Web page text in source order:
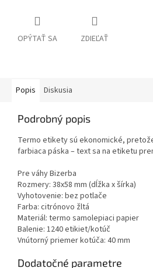
OPÝTAŤ SA ZDIEĽAŤ
Popis Diskusia
Podrobný popis
Termo etikety sú ekonomické,
farbiaca páska – text sa na etiketu
Pre váhy Bizerba
Rozmery: 38x58 mm (dĺžka x šírka)
Vyhotovenie: bez potlače
Farba: citrónovo žltá
Materiál: termo samolepiaci papier
Balenie: 1240 etikiet/kotúč
Vnútorný priemer kotúča: 40 mm
Dodatočné parametre